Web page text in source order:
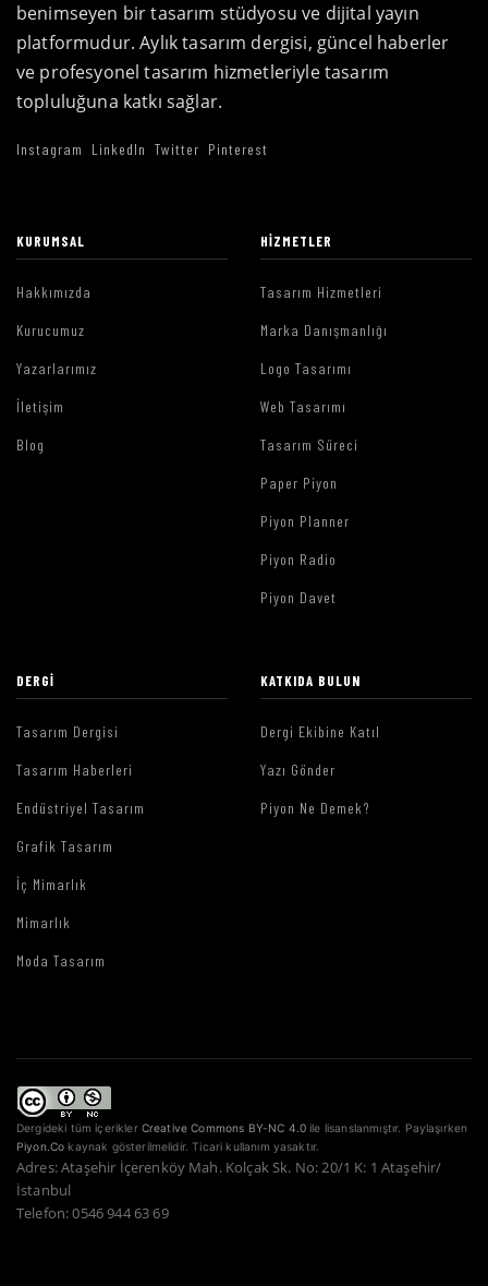
benimseyen bir tasarım stüdyosu ve dijital yayın
platformudur. Aylık tasarım dergisi, güncel haberler
ve profesyonel tasarım hizmetleriyle tasarım
topluluğuna katkı sağlar.
Instagram LinkedIn Twitter Pinterest
KURUMSAL
Hakkımızda
Kurucumuz
Yazarlarımız
İletişim
Blog
HIZMETLER
Tasarım Hizmetleri
Marka Danışmanlığı
Logo Tasarımı
Web Tasarımı
Tasarım Süreci
Paper Piyon
Piyon Planner
Piyon Radio
Piyon Davet
DERGI
Tasarım Dergisi
Tasarım Haberleri
Endüstriyel Tasarım
Grafik Tasarım
İç Mimarlık
Mimarlık
Moda Tasarım
KATKIDA BULUN
Dergi Ekibine Katıl
Yazı Gönder
Piyon Ne Demek?
Dergideki tüm içerikler Creative Commons BY-NC 4.0 ile lisanslanmıştır. Paylaşırken
Piyon.Co kaynak gösterilmelidir. Ticari kullanım yasaktır.
Adres: Ataşehir İçerenköy Mah. Kolçak Sk. No: 20/1 K: 1 Ataşehir/
İstanbul
Telefon: 0546 944 63 69